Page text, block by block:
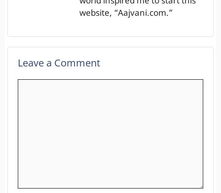
website, “Aajvani.com.”
Leave a Comment